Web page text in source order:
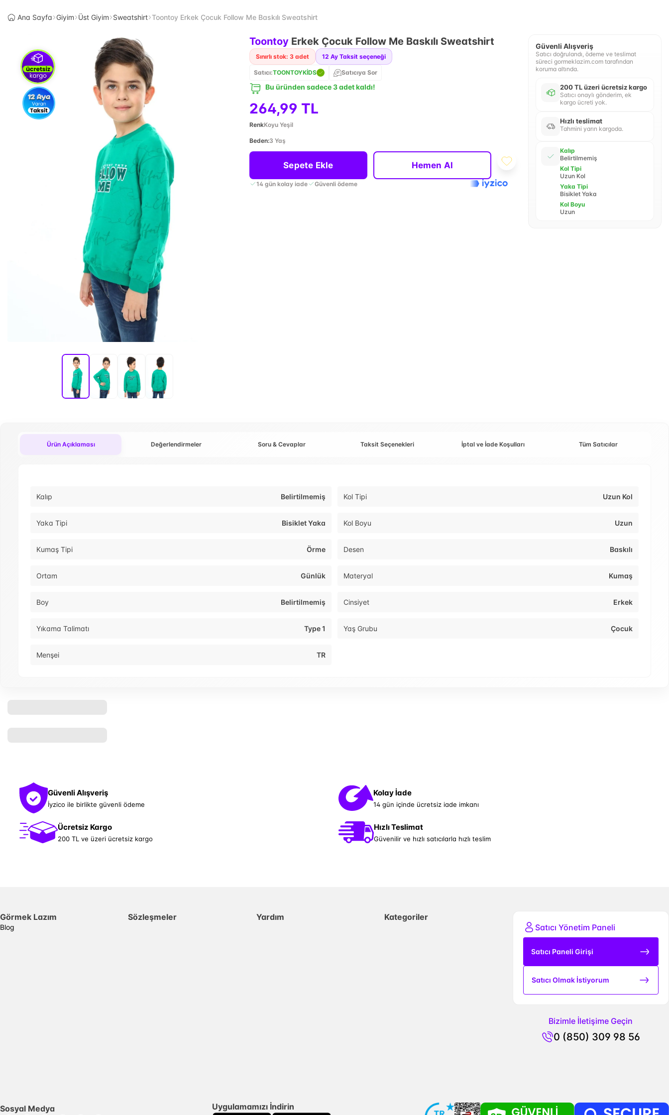
Ana Sayfa Giyim Üst Giyim Sweatshirt Toontoy Erkek Çocuk Follow Me Baskılı Sweatshirt
Toontoy Erkek Çocuk Follow Me Baskılı Sweatshirt
Sınırlı stok: 3 adet 12 Ay Taksit seçeneği
Satıcı:TOONTOYKİDS Satıcıya Sor
Bu üründen sadece 3 adet kaldı!
264,99 TL
RenkKoyu Yeşil
Beden:3 Yaş
Sepete Ekle Hemen Al
14 gün kolay iade Güvenli ödeme
Güvenli Alışveriş
Satıcı doğrulandı, ödeme ve teslimat
süreci gormeklazim.com tarafından
koruma altında.
200 TL üzeri ücretsiz kargo
Satıcı onaylı gönderim, ek
kargo ücreti yok.
Hızlı teslimat
Tahmini yarın kargoda.
Kalıp
Belirtilmemiş
Kol Tipi
Uzun Kol
Yaka Tipi
Bisiklet Yaka
Kol Boyu
Uzun
Ürün Açıklaması Değerlendirmeler Soru & Cevaplar Taksit Seçenekleri İptal ve İade Koşulları Tüm Satıcılar
Kalıp Belirtilmemiş Kol Tipi Uzun Kol
Yaka Tipi Bisiklet Yaka Kol Boyu Uzun
Kumaş Tipi Örme Desen Baskılı
Ortam Günlük Materyal Kumaş
Boy Belirtilmemiş Cinsiyet Erkek
Yıkama Talimatı Type 1 Yaş Grubu Çocuk
Menşei TR
Güvenli Alışveriş
İyzico ile birlikte güvenli ödeme
Kolay İade
14 gün içinde ücretsiz iade imkanı
Ücretsiz Kargo
200 TL ve üzeri ücretsiz kargo
Hızlı Teslimat
Güvenilir ve hızlı satıcılarla hızlı teslim
Görmek Lazım
Blog
Sözleşmeler Yardım
Kategoriler
Satıcı Yönetim Paneli
Satıcı Paneli Girişi
Satıcı Olmak İstiyorum
Bizimle İletişime Geçin
0 (850) 309 98 56
Sosyal Medya Uygulamamızı İndirin